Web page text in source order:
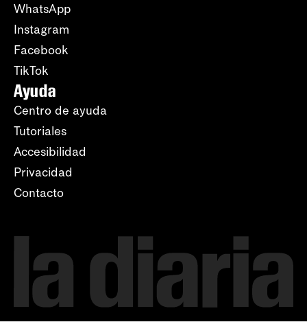
WhatsApp
Instagram
Facebook
TikTok
Ayuda
Centro de ayuda
Tutoriales
Accesibilidad
Privacidad
Contacto